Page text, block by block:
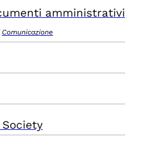
amministrativi
Comunicazione